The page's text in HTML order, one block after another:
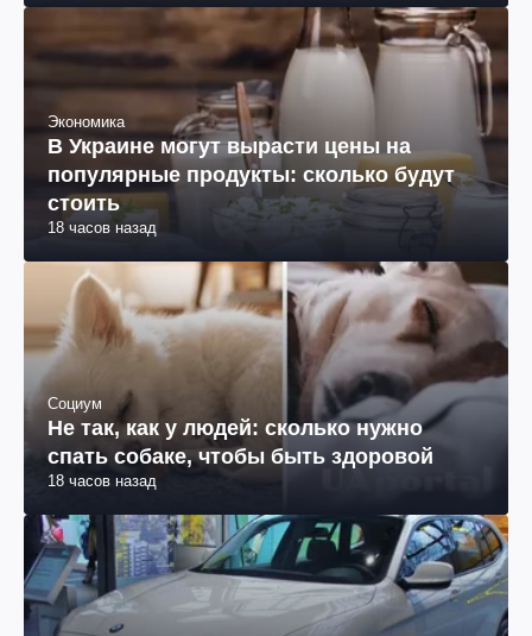
Экономика
В Украине могут вырасти цены на
популярные продукты: сколько будут
стоить
18 часов назад
Социум
Не так, как у людей: сколько нужно
спать собаке, чтобы быть здоровой
18 часов назад